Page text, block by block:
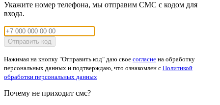
Укажите номер телефона, мы отправим СМС с кодом для
входа.
Отправить код
Нажимая на кнопку "Отправить код" даю свое согласие на обработку
персональных данных и подтверждаю, что ознакомлен с Политикой
обработки персональных данных
Почему не приходит смс?